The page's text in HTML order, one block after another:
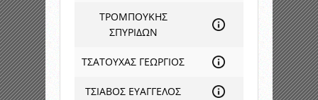
ΤΡΟΜΠΟΥΚΗΣ
ΣΠΥΡΙΔΩΝ
ΤΣΑΤΟΥΧΑΣ ΓΕΩΡΓΙΟΣ
ΤΣΙΑΒΟΣ ΕΥΑΓΓΕΛΟΣ